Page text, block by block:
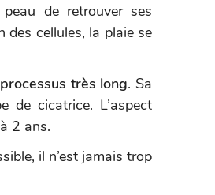
de retrouver ses
des cellules, la plaie se
processus très long. Sa
de cicatrice. L’aspect
2 ans.
il n’est jamais trop